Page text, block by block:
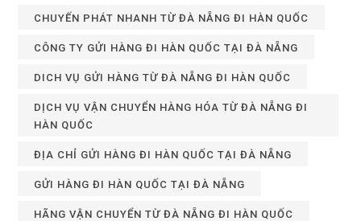
CHUYẾN PHÁT NHANH TỪ ĐÀ NẴNG ĐI HÀN QUỐC
CÔNG TY GỬI HÀNG ĐI HÀN QUỐC TẠI ĐÀ NẴNG
DICH VỤ GỬI HÀNG TỪ ĐÀ NẴNG ĐI HÀN QUỐC
DỊCH VỤ VẬN CHUYỂN HÀNG HÓA TỪ ĐÀ NẴNG ĐI
HÀN QUỐC
ĐỊA CHỈ GỬI HÀNG ĐI HÀN QUỐC TẠI ĐÀ NẴNG
GỬI HÀNG ĐI HÀN QUỐC TẠI ĐÀ NẴNG
HÃNG VẬN CHUYỂN TỪ ĐÀ NẴNG ĐI HÀN QUỐC